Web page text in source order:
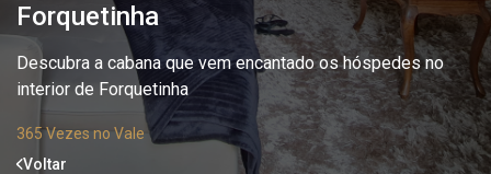
Forquetinha
Descubra a cabana que vem encantado os hóspedes no
interior de Forquetinha
365 Vezes no Vale
Voltar